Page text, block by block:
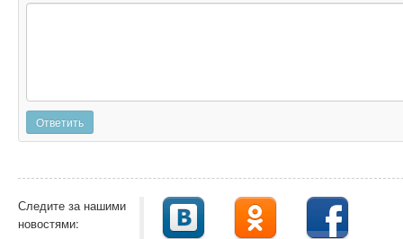
Ответить
Следите за нашими
новостями: